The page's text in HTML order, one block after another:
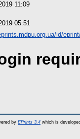
11:09
05:51
id/
by EPrints 3.4 which is